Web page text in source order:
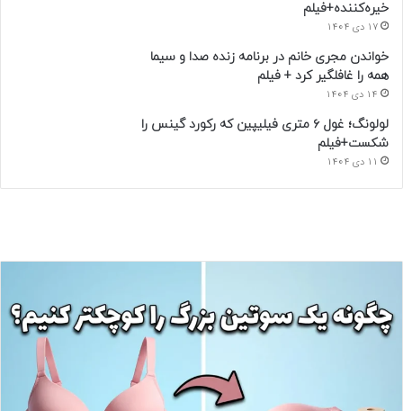
خیره‌کننده+فیلم
17 دی 1404
خواندن مجری خانم در برنامه زنده صدا و سیما
همه را غافلگیر کرد + فیلم
14 دی 1404
لولونگ؛ غول ۶ متری فیلیپین که رکورد گینس را
شکست+فیلم
11 دی 1404